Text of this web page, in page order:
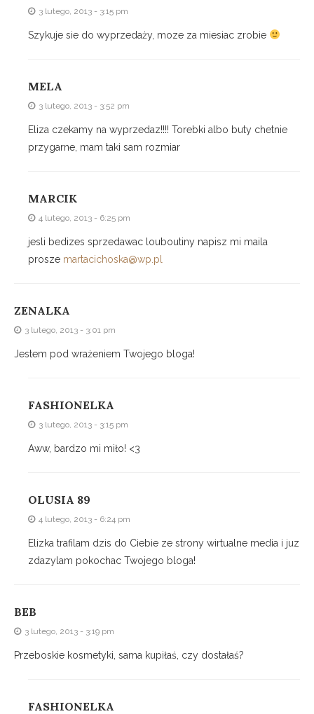
3 lutego, 2013 - 3:15 pm
Szykuje sie do wyprzedaży, moze za miesiac zrobie
MELA
3 lutego, 2013 - 3:52 pm
Eliza czekamy na wyprzedaz!!!! Torebki albo buty chetnie
przygarne, mam taki sam rozmiar
MARCIK
4 lutego, 2013 - 6:25 pm
jesli bedizes sprzedawac louboutiny napisz mi maila
prosze martacichoska@wp.pl
ZENALKA
3 lutego, 2013 - 3:01 pm
Jestem pod wrażeniem Twojego bloga!
FASHIONELKA
3 lutego, 2013 - 3:15 pm
Aww, bardzo mi miło! <3
OLUSIA 89
4 lutego, 2013 - 6:24 pm
Elizka trafilam dzis do Ciebie ze strony wirtualne media i juz
zdazylam pokochac Twojego bloga!
BEB
3 lutego, 2013 - 3:19 pm
Przeboskie kosmetyki, sama kupiłaś, czy dostałaś?
FASHIONELKA